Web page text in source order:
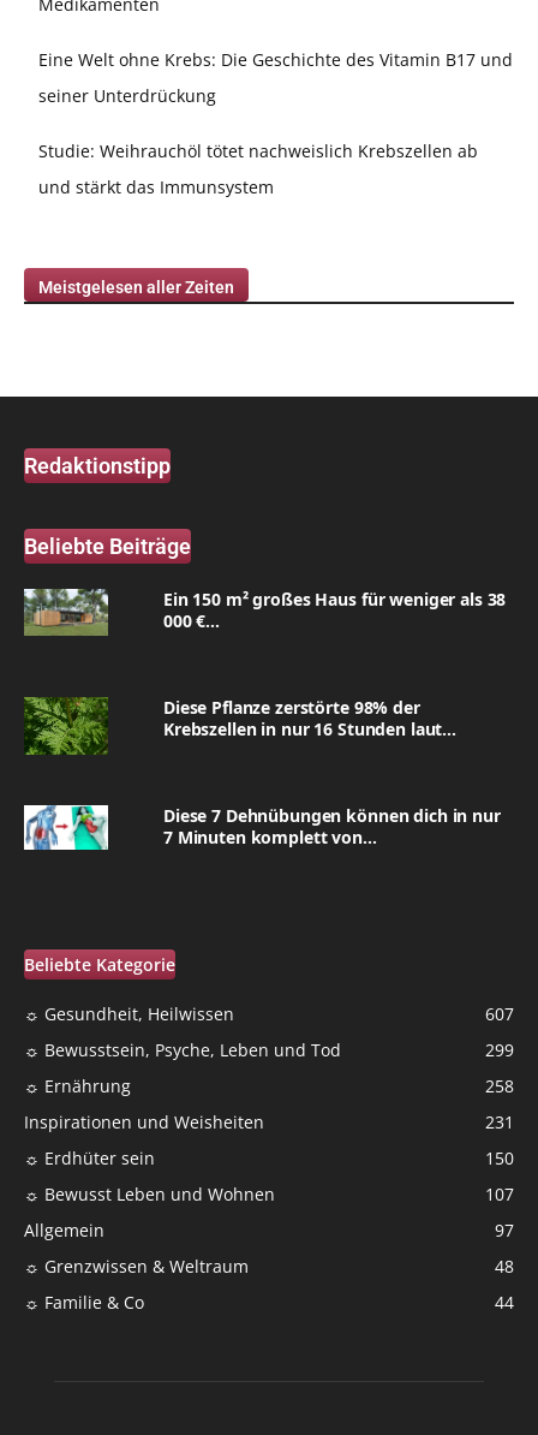
Eine Welt ohne Krebs: Die Geschichte des Vitamin B17 und
seiner Unterdrückung
Studie: Weihrauchöl tötet nachweislich Krebszellen ab
und stärkt das Immunsystem
Meistgelesen aller Zeiten
Redaktionstipp
Beliebte Beiträge
Ein 150 m² großes Haus für weniger als 38
000 €...
Diese Pflanze zerstörte 98% der
Krebszellen in nur 16 Stunden laut...
Diese 7 Dehnübungen können dich in nur
7 Minuten komplett von...
Beliebte Kategorie
☼ Gesundheit, Heilwissen
607
☼ Bewusstsein, Psyche, Leben und Tod
299
☼ Ernährung
258
Inspirationen und Weisheiten
231
☼ Erdhüter sein
150
☼ Bewusst Leben und Wohnen
107
Allgemein
97
☼ Grenzwissen & Weltraum
48
☼ Familie & Co
44